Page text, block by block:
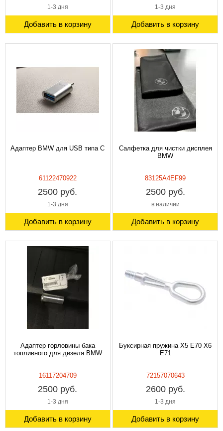
1-3 дня
Добавить в корзину
1-3 дня
Добавить в корзину
Адаптер BMW для USB типа C
61122470922
2500 руб.
1-3 дня
Добавить в корзину
Салфетка для чистки дисплея
BMW
83125A4EF99
2500 руб.
в наличии
Добавить в корзину
Адаптер горловины бака
топливного для дизеля BMW
16117204709
2500 руб.
1-3 дня
Добавить в корзину
Буксирная пружина X5 E70 X6
E71
72157070643
2600 руб.
1-3 дня
Добавить в корзину